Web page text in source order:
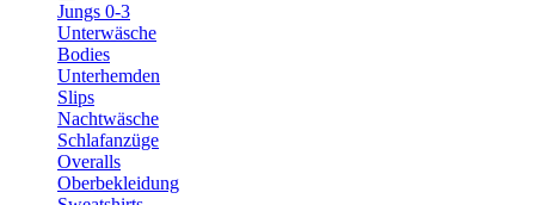
Jungs 0-3
Unterwäsche
Bodies
Unterhemden
Slips
Nachtwäsche
Schlafanzüge
Overalls
Oberbekleidung